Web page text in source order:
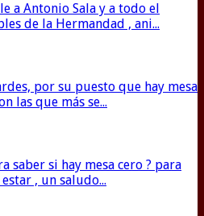
a Antonio Sala y a todo el
de la Hermandad , ani...
por su puesto que hay mesa
las que más se...
saber si hay mesa cero ? para
, un saludo...